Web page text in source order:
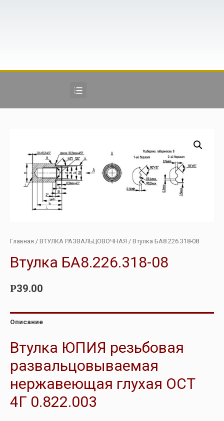
Главная / ВТУЛКА РАЗВАЛЬЦОВОЧНАЯ / Втулка БА8.226.318-08
Втулка БА8.226.318-08
Р39.00
Описание
Втулка ЮПИЯ резьбовая
развальцовываемая
нержавеющая глухая ОСТ
4Г 0.822.003